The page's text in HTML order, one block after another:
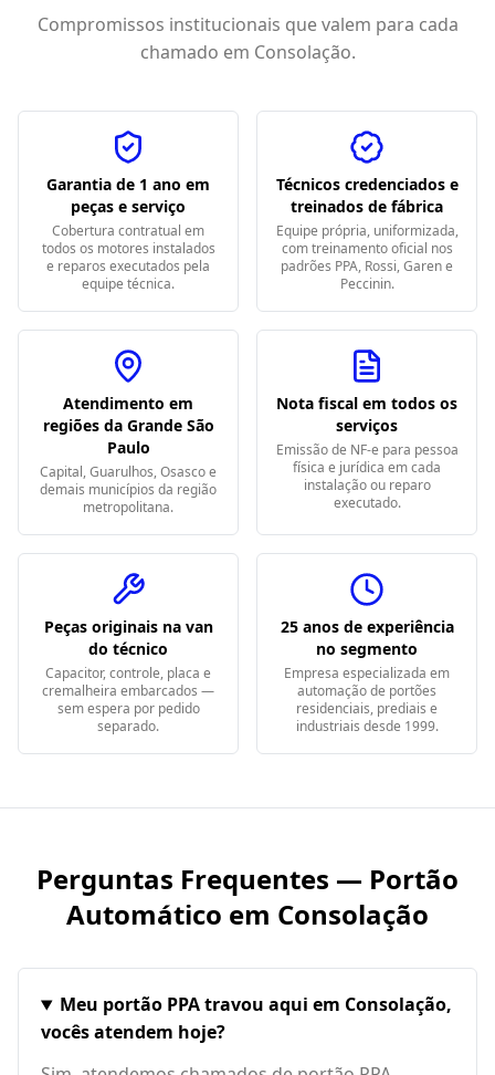
Compromissos institucionais que valem para cada
chamado em Consolação.
Garantia de 1 ano em
peças e serviço
Cobertura contratual em
todos os motores instalados
e reparos executados pela
equipe técnica.
Técnicos credenciados e
treinados de fábrica
Equipe própria, uniformizada,
com treinamento oficial nos
padrões PPA, Rossi, Garen e
Peccinin.
Atendimento em
regiões da Grande São
Paulo
Capital, Guarulhos, Osasco e
demais municípios da região
metropolitana.
Nota fiscal em todos os
serviços
Emissão de NF-e para pessoa
física e jurídica em cada
instalação ou reparo
executado.
Peças originais na van
do técnico
Capacitor, controle, placa e
cremalheira embarcados —
sem espera por pedido
separado.
25 anos de experiência
no segmento
Empresa especializada em
automação de portões
residenciais, prediais e
industriais desde 1999.
Perguntas Frequentes — Portão
Automático em Consolação
Meu portão PPA travou aqui em Consolação,
vocês atendem hoje?